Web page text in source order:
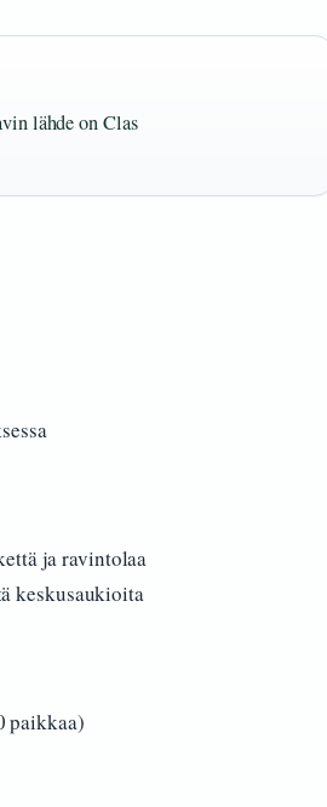
lähde on Clas
ja ravintolaa
keskusaukioita
paikkaa)